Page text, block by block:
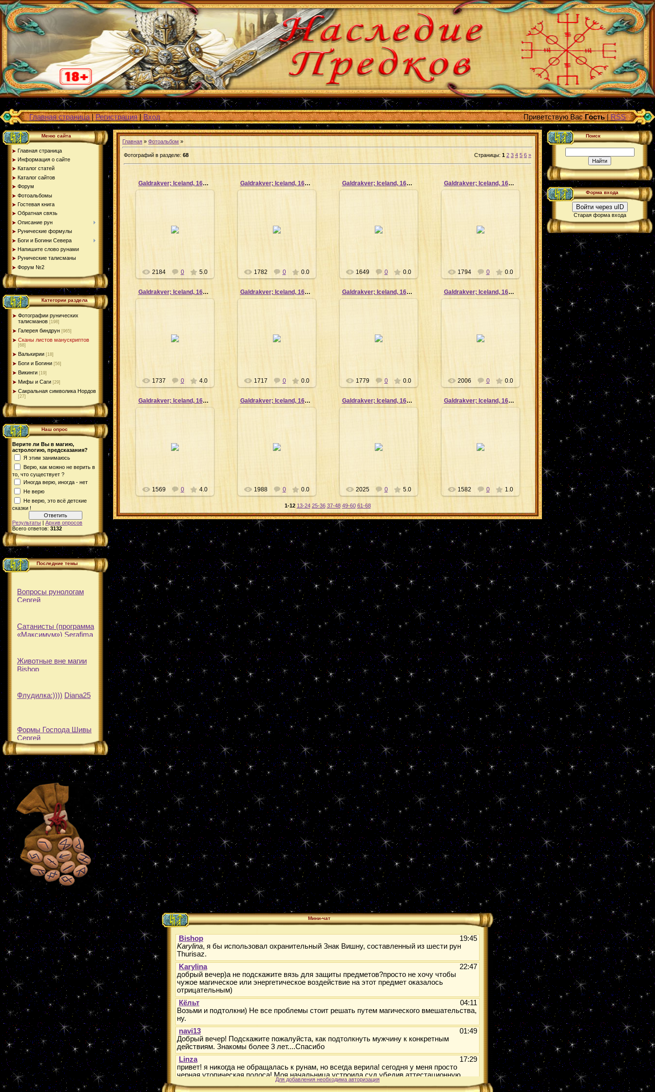
Главная страница |Регистрация|Вход Приветствую Вас Гость|RSS
Меню сайта
Главная страница
Информация о сайте
Каталог статей
Каталог сайтов
Форум
Фотоальбомы
Гостевая книга
Обратная связь
Описание рун
Рунические формулы
Боги и Богини Севера
Напишите слово рунами
Рунические талисманы
Форум №2
Категории раздела
Фотографии рунических
талисманов [198]
Галерея биндрун [965]
Сканы листов манускриптов
[68]
Валькирии [18]
Боги и Богини [56]
Викинги [19]
Мифы и Саги [29]
Сакральная символика Нордов
[27]
Наш опрос
Верите ли Вы в магию,
астрологию, предсказания?
Я этим занимаюсь
Верю, как можно не верить в
то, что существует ?
Иногда верю, иногда - нет
Не верю
Не верю, это всё детские
сказки !
Результаты | Архив опросов
Всего ответов: 3132
Последние темы
Вопросы рунологам
Сергей
Сатанисты (программа
«Максимум») Serafima
Животные вне магии
Bishop
Флудилка:)))) Diana25
Формы Господа Шивы
Сергей
Главная » Фотоальбом »
Фотографий в разделе: 68 Страницы: 1 2 3 4 5 6 »
Galdrakver; Iceland, 1670_16
2184 0 5.0
Galdrakver; Iceland, 1670_15
1782 0 0.0
Galdrakver; Iceland, 1670_14
1649 0 0.0
Galdrakver; Iceland, 1670_13
1794 0 0.0
Galdrakver; Iceland, 1670_12
1737 0 4.0
Galdrakver; Iceland, 1670_11
1717 0 0.0
Galdrakver; Iceland, 1670_10
1779 0 0.0
Galdrakver; Iceland, 1670_9
2006 0 0.0
Galdrakver; Iceland, 1670_8
1569 0 4.0
Galdrakver; Iceland, 1670_7
1988 0 0.0
Galdrakver; Iceland, 1670_6
2025 0 5.0
Galdrakver; Iceland, 1670_5
1582 0 1.0
1-12 13-24 25-36 37-48 49-60 61-68
Поиск
Форма входа
Войти через uID
Старая форма входа
Мини-чат
Для добавления необходима авторизация